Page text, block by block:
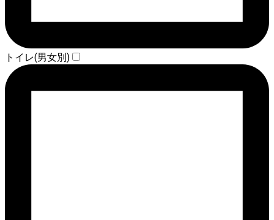
トイレ(男女別)